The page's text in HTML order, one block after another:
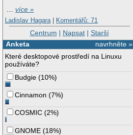
…více »
Ladislav Hagara | Komentářů: 71
Centrum | Napsat| Starší
navrhněte »
Anketa
Které desktopové prostředí na Linuxu
používáte?
Budgie (10%)
Cinnamon (7%)
COSMIC (2%)
GNOME (18%)